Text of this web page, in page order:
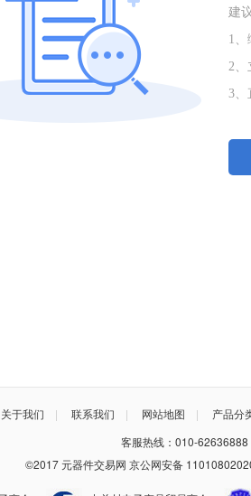
建
1、
2、
3、
关于我们 | 联系我们 | 网站地图 | 产品分
客服热线：010-
©2017 元器件交易网 京公网安备